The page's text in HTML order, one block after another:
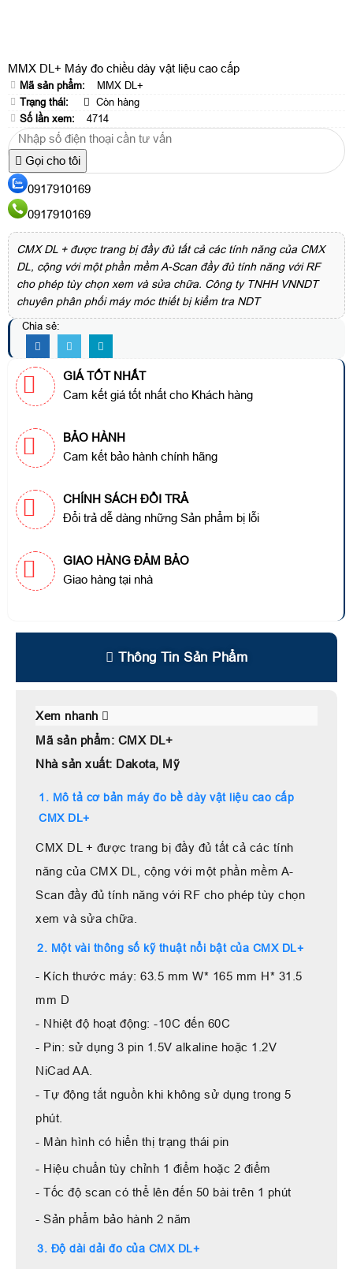
MMX DL+ Máy đo chiều dày vật liệu cao cấp
Mã sản phẩm:
MMX DL+
Trạng thái:
Còn hàng
Số lần xem:
4714
Gọi cho tôi
0917910169
0917910169
CMX DL + được trang bị đầy đủ tất cả các tính năng của CMX
DL, cộng với một phần mềm A-Scan đầy đủ tính năng với RF
cho phép tùy chọn xem và sửa chữa. Công ty TNHH VNNDT
chuyên phân phối máy móc thiết bị kiểm tra NDT
Chia sẻ:
GIÁ TỐT NHẤT
Cam kết giá tốt nhất cho Khách hàng
BẢO HÀNH
Cam kết bảo hành chính hãng
CHÍNH SÁCH ĐỔI TRẢ
Đổi trả dễ dàng những Sản phẩm bị lỗi
GIAO HÀNG ĐẢM BẢO
Giao hàng tại nhà
Thông Tin Sản Phẩm
Xem nhanh
Mã sản phẩm: CMX DL+
Nhà sản xuất: Dakota, Mỹ
1. Mô tả cơ bản máy đo bề dày vật liệu cao cấp
CMX DL+
CMX DL + được trang bị đầy đủ tất cả các tính
năng của CMX DL, cộng với một phần mềm A-
Scan đầy đủ tính năng với RF cho phép tùy chọn
xem và sửa chữa.
2. Một vài thông số kỹ thuật nổi bật của CMX DL+
- Kích thước máy: 63.5 mm W* 165 mm H* 31.5
mm D
- Nhiệt độ hoạt động: -10C đến 60C
- Pin: sử dụng 3 pin 1.5V alkaline hoặc 1.2V
NiCad AA.
- Tự động tắt nguồn khi không sử dụng trong 5
phút.
- Màn hình có hiển thị trạng thái pin
- Hiệu chuẩn tùy chỉnh 1 điểm hoặc 2 điểm
- Tốc độ scan có thể lên đến 50 bài trên 1 phút
- Sản phẩm bảo hành 2 năm
3. Độ dài dải đo của CMX DL+